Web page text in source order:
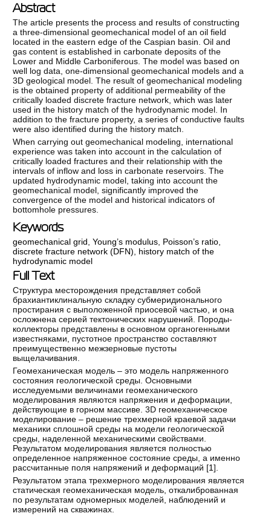
Abstract
The article presents the process and results of constructing
a three-dimensional geomechanical model of an oil field
located in the eastern edge of the Caspian basin. Oil and
gas content is established in carbonate deposits of the
Lower and Middle Carboniferous. The model was based on
well log data, one-dimensional geomechanical models and a
3D geological model. The result of geomechanical modeling
is the obtained property of additional permeability of the
critically loaded discrete fracture network, which was later
used in the history match of the hydrodynamic model. In
addition to the fracture property, a series of conductive faults
were also identified during the history match.
When carrying out geomechanical modeling, international
experience was taken into account in the calculation of
critically loaded fractures and their relationship with the
intervals of inflow and loss in carbonate reservoirs. The
updated hydrodynamic model, taking into account the
geomechanical model, significantly improved the
convergence of the model and historical indicators of
bottomhole pressures.
Keywords
geomechanical grid ,Young’s modulus Poisson’s ratio
discrete fracture network (DFN)
history match of the
hydrodynamic model
Full Text
Структура месторождения представляет собой
брахиантиклинальную складку субмеридионального
простирания с выположенной приосевой частью, и она
осложнена серией тектонических нарушений. Породы-
коллекторы представлены в основном органогенными
известняками, пустотное пространство составляют
преимущественно межзерновые пустоты
выщелачивания.
Геомеханическая модель – это модель напряженного
состояния геологической среды. Основными
исследуемыми величинами геомеханического
моделирования являются напряжения и деформации,
действующие в горном массиве. 3D геомеханическое
моделирование – решение трехмерной краевой задачи
механики сплошной среды на модели геологической
среды, наделенной механическими свойствами.
Результатом моделирования является полностью
определенное напряженное состояние среды, а именно
рассчитанные поля напряжений и деформаций [1].
Результатом этапа трехмерного моделирования является
статическая геомеханическая модель, откалиброванная
по результатам одномерных моделей, наблюдений и
измерений на скважинах.